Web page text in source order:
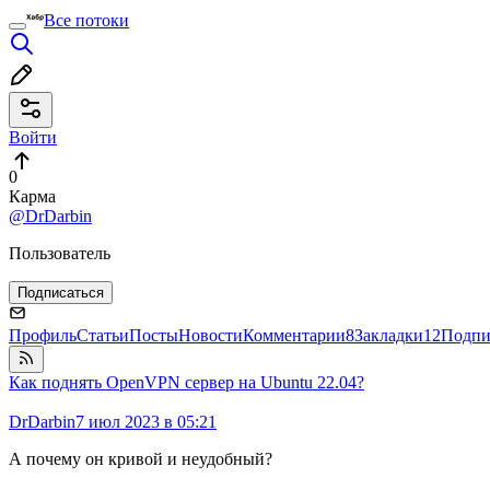
Все потоки
Войти
0
Карма
@DrDarbin
Пользователь
Подписаться
ПрофильСтатьиПостыНовостиКомментарии8Закладки12
Как поднять OpenVPN сервер на Ubuntu 22.04?
DrDarbin7 июл 2023 в 05:21
А почему он кривой и неудобный?